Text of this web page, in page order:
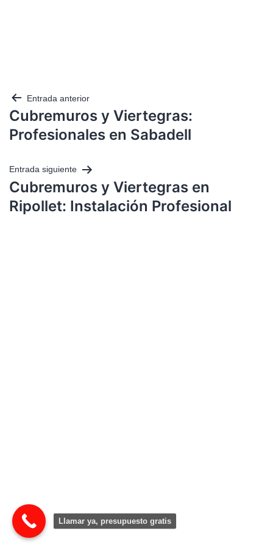
Entrada anterior
Cubremuros y Viertegras:
Profesionales en Sabadell
Entrada siguiente
Cubremuros y Viertegras en
Ripollet: Instalación Profesional
Llamar ya, presupuesto gratis